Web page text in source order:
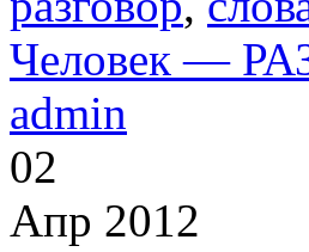
Человек —
admin
02
Апр 2012